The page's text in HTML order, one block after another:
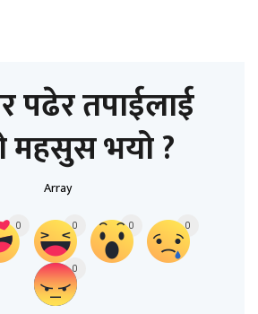
पढेर तपाईलाई
महसुस भयो ?
Array
0 0 0 0
0